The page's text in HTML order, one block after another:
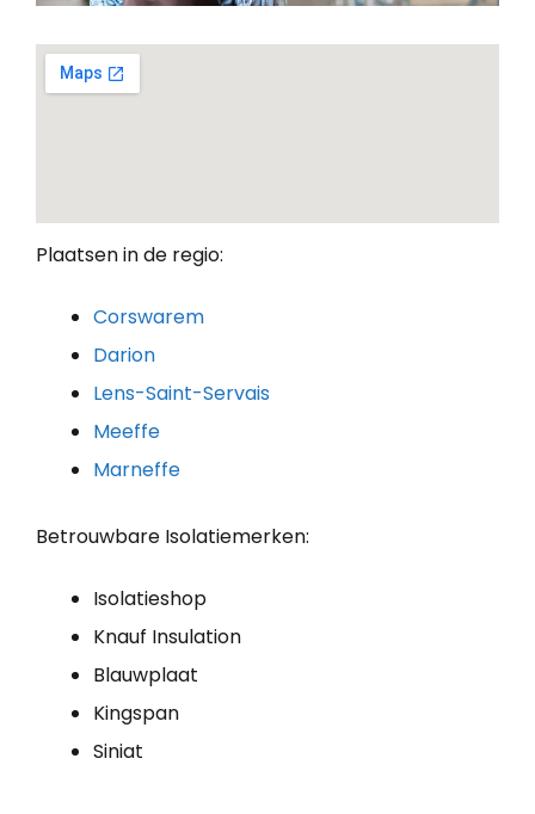
Plaatsen in de regio:
Corswarem
Darion
Lens-Saint-Servais
Meeffe
Marneffe
Betrouwbare Isolatiemerken:
Isolatieshop
Knauf Insulation
Blauwplaat
Kingspan
Siniat